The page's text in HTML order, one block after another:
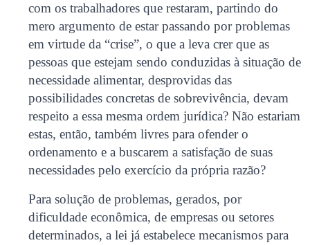
com os trabalhadores que restaram, partindo do
mero argumento de estar passando por problemas
em virtude da “crise”, o que a leva crer que as
pessoas que estejam sendo conduzidas à situação de
necessidade alimentar, desprovidas das
possibilidades concretas de sobrevivência, devam
respeito a essa mesma ordem jurídica? Não estariam
estas, então, também livres para ofender o
ordenamento e a buscarem a satisfação de suas
necessidades pelo exercício da própria razão?
Para solução de problemas, gerados, por
dificuldade econômica, de empresas ou setores
determinados, a lei já estabelece mecanismos para